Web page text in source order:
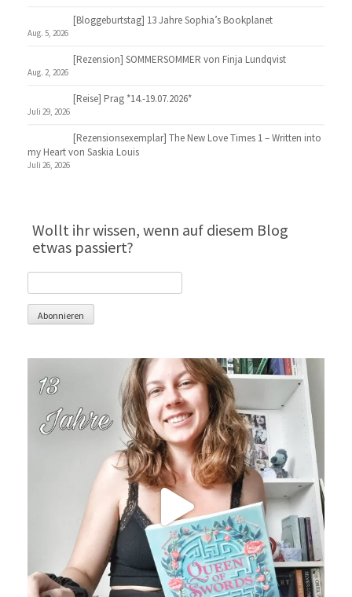
[Bloggeburtstag] 13 Jahre Sophia’s Bookplanet
Aug. 5, 2026
[Rezension] SOMMERSOMMER von Finja Lundqvist
Aug. 2, 2026
[Reise] Prag *14.-19.07.2026*
Juli 29, 2026
[Rezensionsexemplar] The New Love Times 1 – Written into
my Heart von Saskia Louis
Juli 26, 2026
Wollt ihr wissen, wenn auf diesem Blog
etwas passiert?